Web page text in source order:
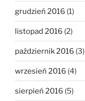
grudzień 2016 (1)
listopad 2016 (2)
październik 2016 (3)
wrzesień 2016 (4)
sierpień 2016 (5)